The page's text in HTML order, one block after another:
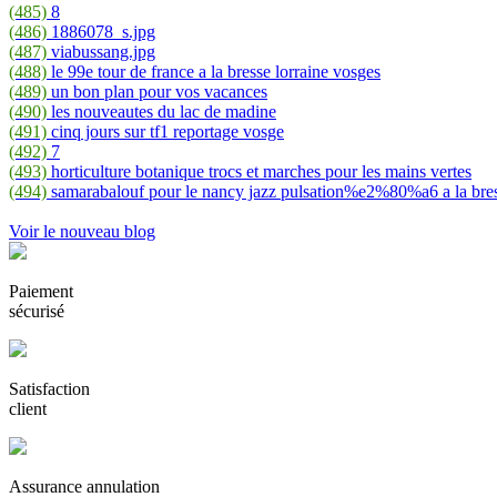
(485) 8
(486) 1886078_s.jpg
(487) viabussang.jpg
(488) le 99e tour de france a la bresse lorraine vosges
(489) un bon plan pour vos vacances
(490) les nouveautes du lac de madine
(491) cinq jours sur tf1 reportage vosge
(492) 7
(493) horticulture botanique trocs et marches pour les mains vertes
(494) samarabalouf pour le nancy jazz pulsation%e2%80%a6 a la
Voir le nouveau blog
Paiement
sécurisé
Satisfaction
client
Assurance annulation